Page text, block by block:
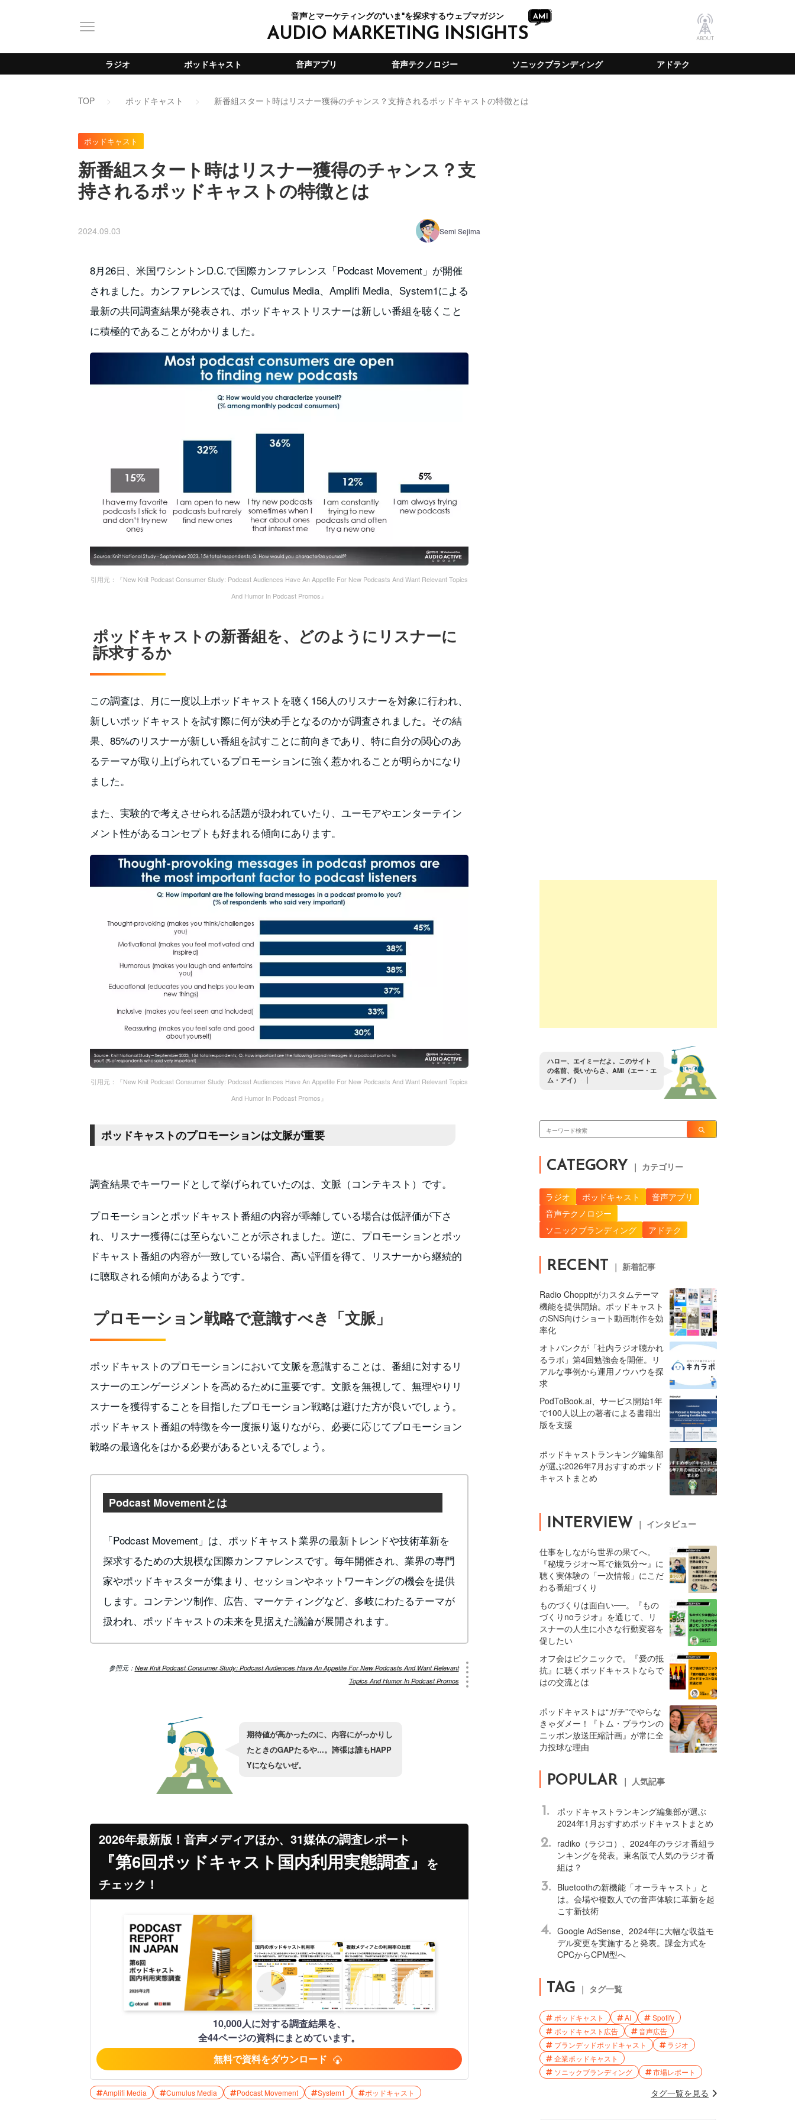
音声とマーケティングの"いま"を探求するウェブマガジン
AUDIO MARKETING INSIGHTS ABOUT
ラジオ ポッドキャスト 音声アプリ 音声テクノロジー ソニックブランディング アドテク
TOP ポッドキャスト 新番組スタート時はリスナー獲得のチャンス？支持されるポッドキャストの特徴とは
ポッドキャスト
新番組スタート時はリスナー獲得のチャンス？支
持されるポッドキャストの特徴とは
2024.09.03 Semi Sejima
8月26日、米国ワシントンD.C.で国際カンファレンス「Podcast Movement」が開催
されました。カンファレンスでは、Cumulus Media、Amplifi Media、System1による
最新の共同調査結果が発表され、ポッドキャストリスナーは新しい番組を聴くこと
に積極的であることがわかりました。
引用元：『New Knit Podcast Consumer Study: Podcast Audiences Have An Appetite For New Podcasts And Want Relevant Topics
And Humor In Podcast Promos』
ポッドキャストの新番組を、どのようにリスナーに
訴求するか
この調査は、月に一度以上ポッドキャストを聴く156人のリスナーを対象に行われ、
新しいポッドキャストを試す際に何が決め手となるのかが調査されました。その結
果、85%のリスナーが新しい番組を試すことに前向きであり、特に自分の関心のあ
るテーマが取り上げられているプロモーションに強く惹かれることが明らかになり
ました。
また、実験的で考えさせられる話題が扱われていたり、ユーモアやエンターテイン
メント性があるコンセプトも好まれる傾向にあります。
引用元：『New Knit Podcast Consumer Study: Podcast Audiences Have An Appetite For New Podcasts And Want Relevant Topics
And Humor In Podcast Promos』
ポッドキャストのプロモーションは文脈が重要
調査結果でキーワードとして挙げられていたのは、文脈（コンテキスト）です。
プロモーションとポッドキャスト番組の内容が乖離している場合は低評価が下さ
れ、リスナー獲得には至らないことが示されました。逆に、プロモーションとポッ
ドキャスト番組の内容が一致している場合、高い評価を得て、リスナーから継続的
に聴取される傾向があるようです。
プロモーション戦略で意識すべき「文脈」
ポッドキャストのプロモーションにおいて文脈を意識することは、番組に対するリ
スナーのエンゲージメントを高めるために重要です。文脈を無視して、無理やりリ
スナーを獲得することを目指したプロモーション戦略は避けた方が良いでしょう。
ポッドキャスト番組の特徴を今一度振り返りながら、必要に応じてプロモーション
戦略の最適化をはかる必要があるといえるでしょう。
Podcast Movementとは
「Podcast Movement」は、ポッドキャスト業界の最新トレンドや技術革新を
探求するための大規模な国際カンファレンスです。毎年開催され、業界の専門
家やポッドキャスターが集まり、セッションやネットワーキングの機会を提供
します。コンテンツ制作、広告、マーケティングなど、多岐にわたるテーマが
扱われ、ポッドキャストの未来を見据えた議論が展開されます。
参照元： New Knit Podcast Consumer Study: Podcast Audiences Have An Appetite For New Podcasts And Want Relevant
Topics And Humor In Podcast Promos
期待値が高かったのに、内容にがっかりし
たときのGAPたるや...。誇張は誰もHAPP
Yにならないぜ。
2026年最新版！音声メディアほか、31媒体の調査レポート
『第6回ポッドキャスト国内利用実態調査』
を
チェック！
10,000人に対する調査結果を、
全44ページの資料にまとめています。
無料で資料をダウンロード
Amplifi Media Cumulus Media Podcast Movement System1 ポッドキャスト
ハロー、 エイ ミ ーだよ 。 このサイ ト
の名前、 長いからさ 、 AMI（エー・ エ
ム ・ アイ） て
CATEGORY ｜ カテゴリー
ラジオ ポッドキャスト
音声アプリ
音声テクノロジー
ソニックブランディング
アドテク
RECENT ｜ 新着記事
Radio Choppitがカスタムテーマ
機能を提供開始。ポッドキャスト
のSNS向けショート動画制作を効
率化
オトバンクが「社内ラジオ聴かれ
るラボ」第4回勉強会を開催。リ
アルな事例から運用ノウハウを探
求
PodToBook.ai、サービス開始1年
で100人以上の著者による書籍出
版を支援
ポッドキャストランキング編集部
が選ぶ2026年7月おすすめポッド
キャストまとめ
INTERVIEW ｜ インタビュー
仕事をしながら世界の果てへ。
『秘境ラジオ〜耳で旅気分〜』に
聴く実体験の「一次情報」にこだ
わる番組づくり
ものづくりは面白い──。『もの
づくりnoラジオ』を通じて、リ
スナーの人生に小さな行動変容を
促したい
オフ会はピクニックで。『愛の抵
抗』に聴くポッドキャストならで
はの交流とは
ポッドキャストは“ガチ”でやらな
きゃダメー！『トム・ブラウンの
ニッポン放送圧縮計画』が常に全
力投球な理由
POPULAR ｜ 人気記事
1.
ポッドキャストランキング編集部が選ぶ
2024年1月おすすめポッドキャストまとめ
2.
radiko（ラジコ）、2024年のラジオ番組ラ
ンキングを発表。東名阪で人気のラジオ番
組は？
3.
Bluetoothの新機能「オーラキャスト」と
は。会場や複数人での音声体験に革新を起
こす新技術
4. Google AdSense、2024年に大幅な収益モ
デル変更を実施すると発表。課金方式を
CPCからCPM型へ
TAG ｜ タグ一覧
ポッドキャスト AI
Spotify
ポッドキャスト広告
音声広告
ブランデッドポッドキャスト
ラジオ
企業ポッドキャスト
ソニックブランディング
市場レポート
タグ一覧を見る